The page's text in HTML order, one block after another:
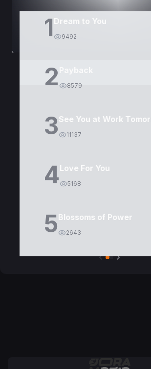
1 Dream to You
9492
2 8579
3See You at Work
11137
4Love For You
5168
5Blossoms of Power
2643